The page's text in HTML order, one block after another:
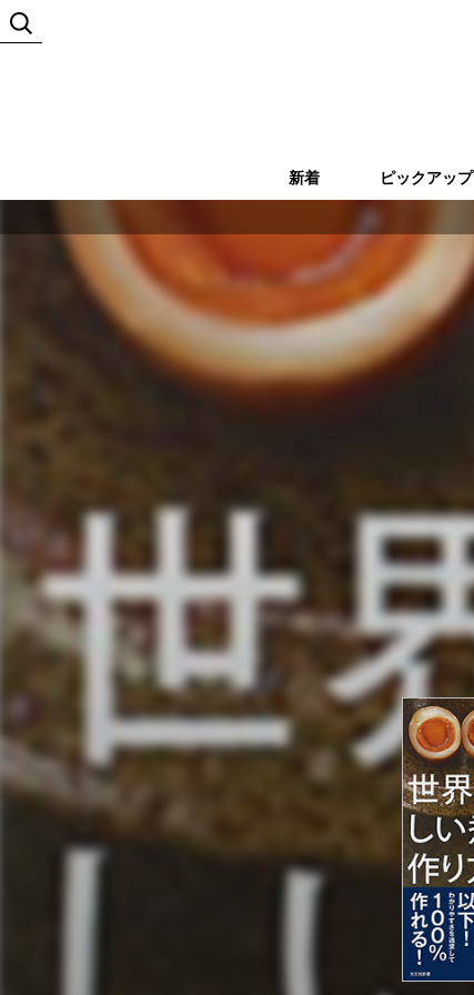
新着 ピックアップ